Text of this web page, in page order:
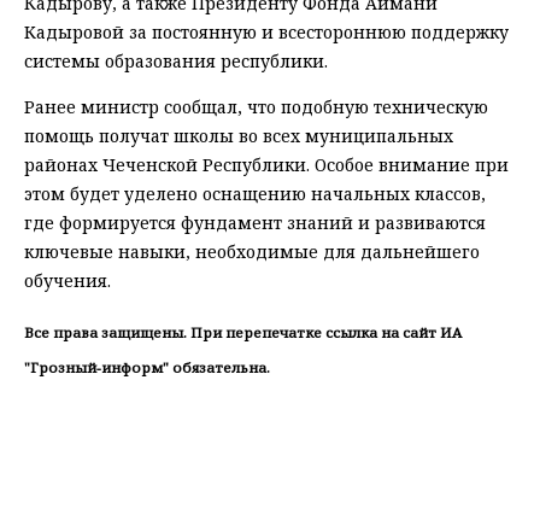
Кадыровой за постоянную и всестороннюю поддержку
системы образования республики.
Ранее министр сообщал, что подобную техническую
помощь получат школы во всех муниципальных
районах Чеченской Республики. Особое внимание при
этом будет уделено оснащению начальных классов,
где формируется фундамент знаний и развиваются
ключевые навыки, необходимые для дальнейшего
обучения.
Все права защищены. При перепечатке ссылка на сайт ИА
"Грозный-информ" обязательна.